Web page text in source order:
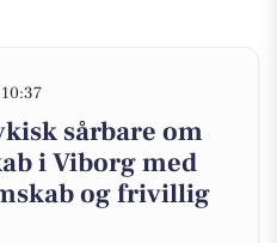
sårbare om
i Viborg med
og frivillig